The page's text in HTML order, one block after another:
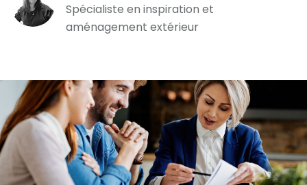
Spécialiste en inspiration et
aménagement extérieur